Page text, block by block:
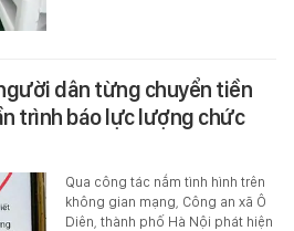
dân từng chuyển tiền
trình báo lực lượng chức
Qua công tác nắm tình hình trên
không gian mạng, Công an xã Ô
Diên, thành phố Hà Nội phát hiện